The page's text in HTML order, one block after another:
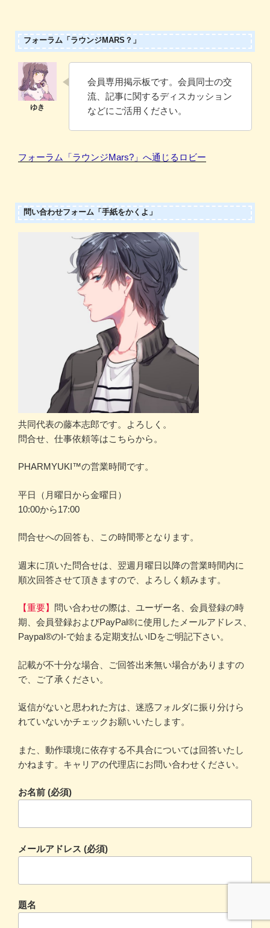
フォーラム「ラウンジMARS？」
会員専用掲示板です。会員同士の交
流、記事に関するディスカッション
などにご活用ください。
フォーラム「ラウンジMars?」へ通じるロビー
問い合わせフォーム「手紙をかくよ」
共同代表の藤本志郎です。よろしく。
問合せ、仕事依頼等はこちらから。
PHARMYUKI™の営業時間です。
平日（月曜日から金曜日）
10:00から17:00
問合せへの回答も、この時間帯となります。
週末に頂いた問合せは、翌週月曜日以降の営業時間内に
順次回答させて頂きますので、よろしく頼みます。
【重要】 問い合わせの際は、ユーザー名、会員登録の時
期、会員登録およびPayPal®に使用したメールアドレス、
Paypal®のI-で始まる定期支払いIDをご明記下さい。
記載が不十分な場合、ご回答出来無い場合がありますの
で、ご了承ください。
返信がないと思われた方は、迷惑フォルダに振り分けら
れていないかチェックお願いいたします。
また、動作環境に依存する不具合については回答いたし
かねます。キャリアの代理店にお問い合わせください。
お名前 (必須)
メールアドレス (必須)
題名